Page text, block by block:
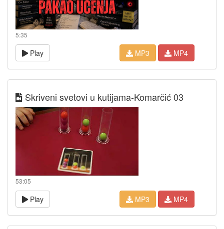
5:35
Play MP3 MP4
Skriveni svetovi u kutijama-Komarčić 03
53:05
Play MP3 MP4